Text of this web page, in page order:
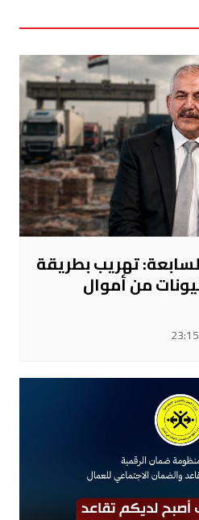
تهريب بطريقة
يهدر 8 ترليونات من أموال